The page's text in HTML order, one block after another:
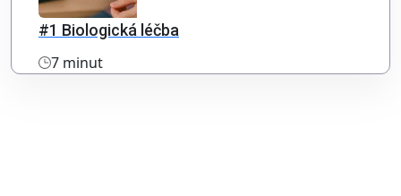
#1 Biologická léčba
7 minut